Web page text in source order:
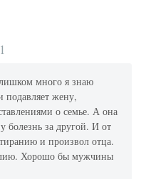
много я знаю
подавляет жену,
о семье. А она
болезнь за другой. И от
и произвол отца.
Хорошо бы мужчины